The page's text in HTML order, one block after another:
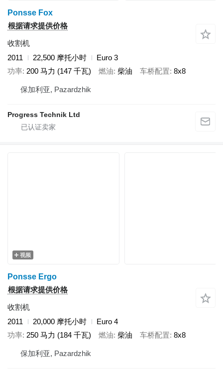
Ponsse Fox
根据请求提供价格
收割机
2011
22,500 摩托小时
Euro 3
功率 200 马力 (147 千瓦) 燃油 柴油 车桥配置 8x8
保加利亚, Pazardzhik
Progress Technik Ltd
视频
Ponsse Ergo
根据请求提供价格
收割机
2011
20,000 摩托小时
Euro 4
功率 250 马力 (184 千瓦) 燃油 柴油 车桥配置 8x8
保加利亚, Pazardzhik